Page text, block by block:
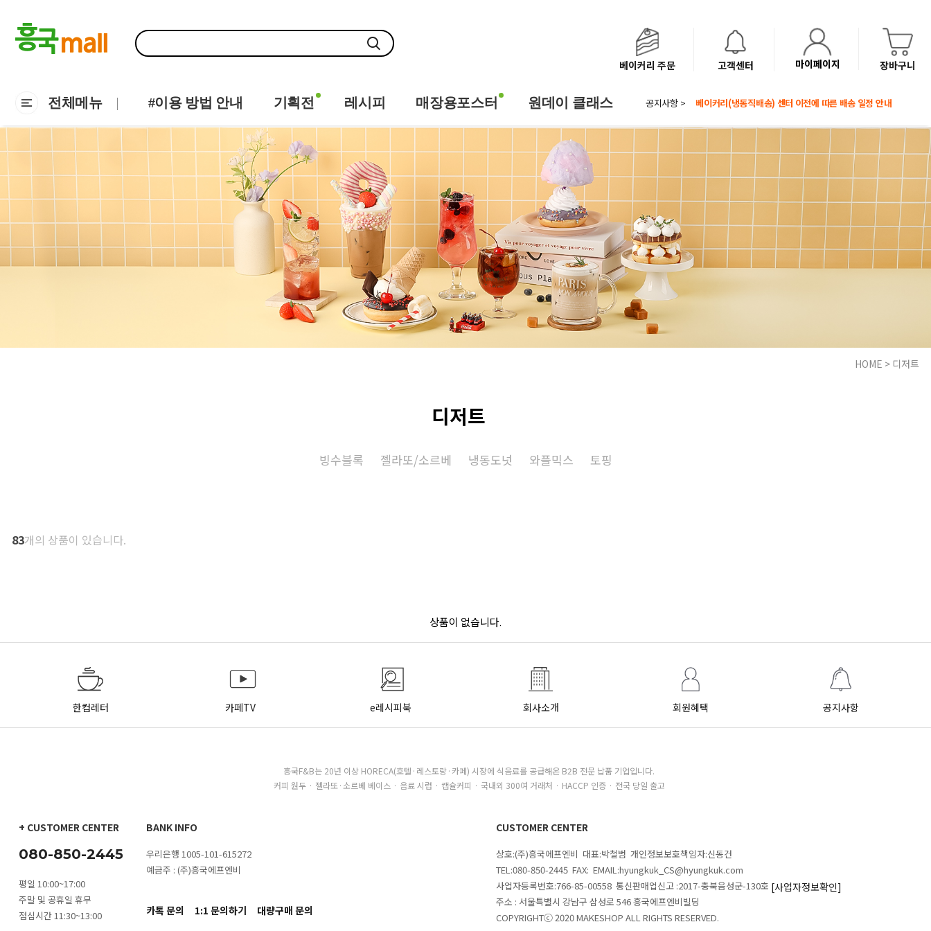
베이커리 주문 고객센터 마이페이지 장바구니
전체메뉴 #이용 방법 안내 기획전 레시피 매장용포스터 원데이 클래스 공지사항 >
8월 광복절 배송안내
베이커리(냉동직배송) 센터 이전에 따른 배송 일정 안내
HOME > 디저트
디저트
빙수블록 젤라또/소르베 냉동도넛 와플믹스 토핑
83개의 상품이 있습니다.
상품이 없습니다.
한컵레터 카페TV e레시피북 회사소개 회원혜택 공지사항
흥국F&B는 20년 이상 HORECA(호텔·레스토랑·카페) 시장에 식음료를 공급해온 B2B 전문 납품 기업입니다.
커피 원두 · 젤라또·소르베 베이스 · 음료 시럽 · 캡슐커피 · 국내외 300여 거래처 · HACCP 인증 · 전국 당일 출고
+ CUSTOMER CENTER
080-850-2445
평일 10:00~17:00
주말 및 공휴일 휴무
점심시간 11:30~13:00
BANK INFO
우리은행 1005-101-615272
예금주 : (주)흥국에프엔비
카톡 문의 1:1 문의하기 대량구매 문의
CUSTOMER CENTER
상호:(주)흥국에프엔비 대표:박철범 개인정보보호책임자:신동건
TEL:080-850-2445 FAX: EMAIL:hyungkuk_CS@hyungkuk.com
사업자등록번호:766-85-00558 통신판매업신고 :2017-충북음성군-130호 [사업자정보확인]
주소 : 서울특별시 강남구 삼성로 546 흥국에프엔비빌딩
COPYRIGHTⓒ 2020 MAKESHOP ALL RIGHTS RESERVED.